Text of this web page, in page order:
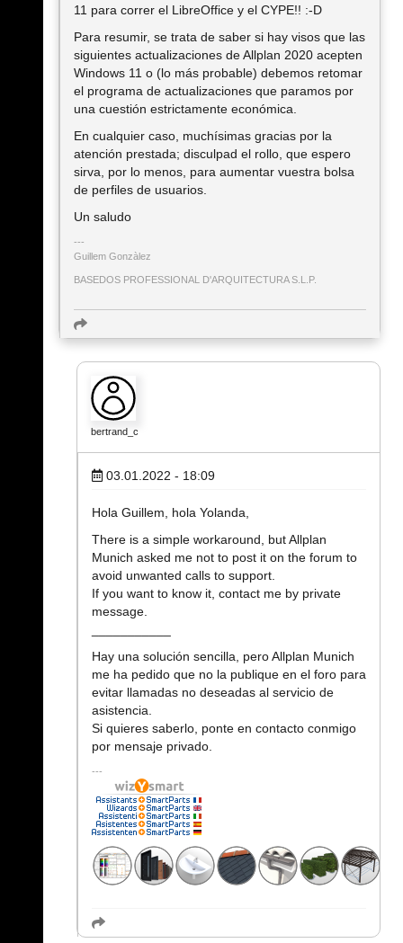
11 para correr el LibreOffice y el CYPE!! :-D
Para resumir, se trata de saber si hay visos que las
siguientes actualizaciones de Allplan 2020 acepten
Windows 11 o (lo más probable) debemos retomar
el programa de actualizaciones que paramos por
una cuestión estrictamente económica.
En cualquier caso, muchísimas gracias por la
atención prestada; disculpad el rollo, que espero
sirva, por lo menos, para aumentar vuestra bolsa
de perfiles de usuarios.
Un saludo
Guillem Gonzàlez
BASEDOS PROFESSIONAL D'ARQUITECTURA S.L.P.
bertrand_c
03.01.2022 - 18:09
Hola Guillem, hola Yolanda,
There is a simple workaround, but Allplan
Munich asked me not to post it on the forum to
avoid unwanted calls to support.
If you want to know it, contact me by private
message.
Hay una solución sencilla, pero Allplan Munich
me ha pedido que no la publique en el foro para
evitar llamadas no deseadas al servicio de
asistencia.
Si quieres saberlo, ponte en contacto conmigo
por mensaje privado.